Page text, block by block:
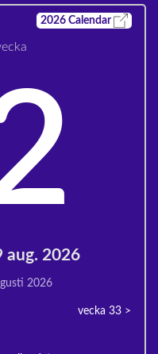
2026 Calendar
aug. 2026
2026
vecka 33>